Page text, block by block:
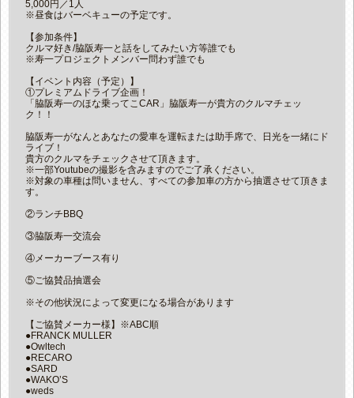
5,000円／1人
※昼食はバーベキューの予定です。
【参加条件】
クルマ好き/脇阪寿一と話をしてみたい方等誰でも
※寿一プロジェクトメンバー問わず誰でも
【イベント内容（予定）】
①プレミアムドライブ企画！
「脇阪寿一のほな乗ってこCAR」脇阪寿一が貴方のクルマチェッ
ク！！
脇阪寿一がなんとあなたの愛車を運転または助手席で、日光を一緒にド
ライブ！
貴方のクルマをチェックさせて頂きます。
※一部Youtubeの撮影を含みますのでご了承ください。
※対象の車種は問いません、すべての参加車の方から抽選させて頂きま
す。
②ランチBBQ
③脇阪寿一交流会
④メーカーブース有り
⑤ご協賛品抽選会
※その他状況によって変更になる場合があります
【ご協賛メーカー様】※ABC順
●FRANCK MULLER
●Owltech
●RECARO
●SARD
●WAKO’S
●weds